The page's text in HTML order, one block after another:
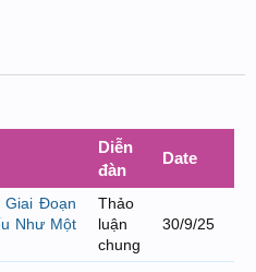
Diễn
đàn
Date
Giai Đoạn
Như Một
Thảo
luận
chung
30/9/25